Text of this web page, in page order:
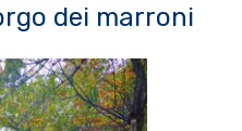
dei marroni